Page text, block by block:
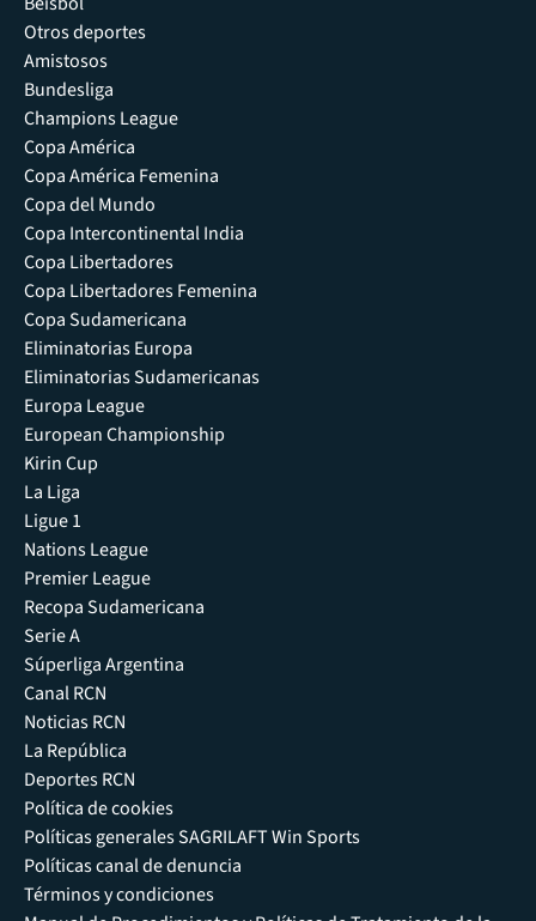
Otros deportes
Amistosos
Bundesliga
Champions League
Copa América
Copa América Femenina
Copa del Mundo
Copa Intercontinental India
Copa Libertadores
Copa Libertadores Femenina
Copa Sudamericana
Eliminatorias Europa
Eliminatorias Sudamericanas
Europa League
European Championship
Kirin Cup
La Liga
Ligue 1
Nations League
Premier League
Recopa Sudamericana
Serie A
Súperliga Argentina
Canal RCN
Noticias RCN
La República
Deportes RCN
Política de cookies
Políticas generales SAGRILAFT Win Sports
Políticas canal de denuncia
Términos y condiciones